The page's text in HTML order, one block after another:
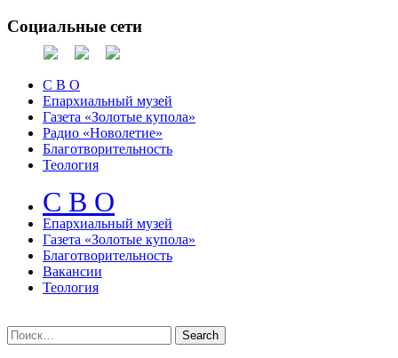
Социальные сети
С В О
Епархиальный музей
Газета «Золотые купола»
Радио «Новолетие»
Благотворительность
Теология
С В О
Епархиальный музeй
Газета «Золотые купола»
Благотворительность
Вакансии
Теология